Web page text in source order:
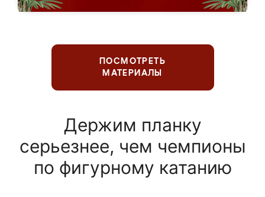
ПОСМОТРЕТЬ
МАТЕРИАЛЫ
Держим планку
серьезнее, чем чемпионы
по фигурному катанию